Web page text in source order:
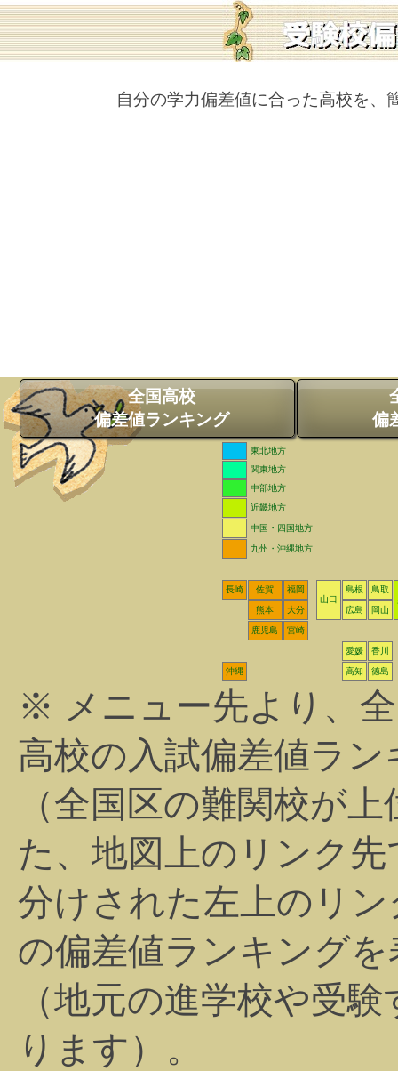
自分の学力偏差値に合った高校を、
全国高校
偏差値ランキング
偏
東北地方
関東地方
中部地方
近畿地方
中国・四国地方
九州・沖縄地方
長崎 佐賀
福岡
山口
島根
鳥取
熊本
大分 広島 岡山
鹿児島 宮崎
愛媛 香川
沖縄 高知 徳島
※ メニュー先より、
高校の入試偏差値ラ
（全国区の難関校が
た、地図上のリンク
分けされた左上のリ
の偏差値ランキング
（地元の進学校や受
ります）。